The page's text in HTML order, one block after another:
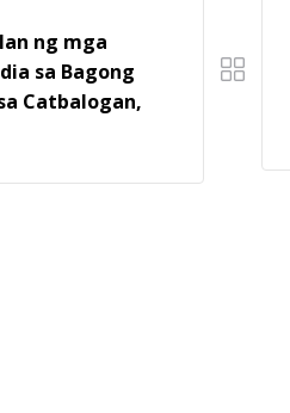
ng mga
sa Bagong
Catbalogan,